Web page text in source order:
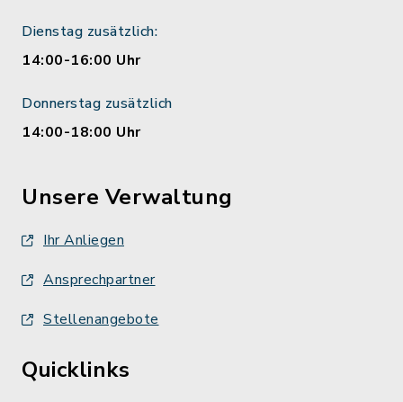
Dienstag zusätzlich:
14:00-16:00 Uhr
Donnerstag zusätzlich
14:00-18:00 Uhr
Unsere Verwaltung
Ihr Anliegen
Ansprechpartner
Stellenangebote
Quicklinks